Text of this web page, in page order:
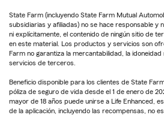
State Farm (incluyendo State Farm Mutual
subsidiarias y afiliadas) no se hace responsable y
ni explícitamente, el contenido de ningún sitio de
en este material. Los productos y servicios son
Farm no garantiza la mercantabilidad, la
servicios de terceros.
Beneficio disponible para los clientes de State
póliza de seguro de vida desde el 1 de enero de
mayor de 18 años puede unirse a Life Enhanced,
de la aplicación, incluyendo las recompensas, no